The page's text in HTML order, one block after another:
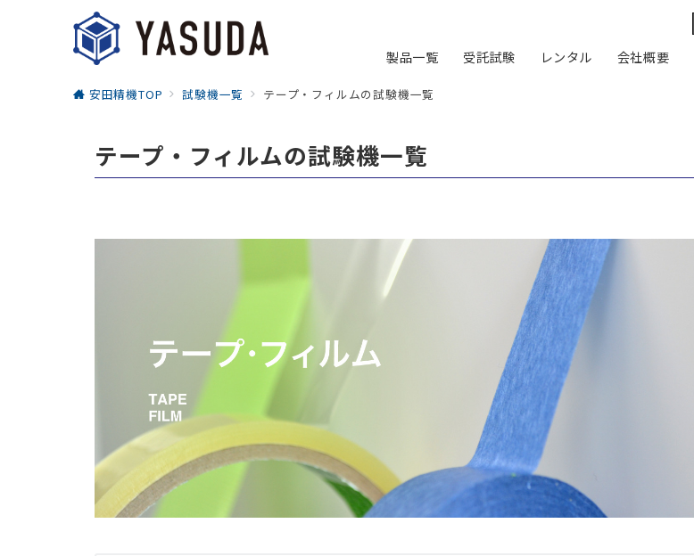
製品一覧 受託試験 レンタル 会社概要
安田精機TOP 試験機一覧 テープ・フィルムの試験機一覧
テープ・フィルムの試験機一覧